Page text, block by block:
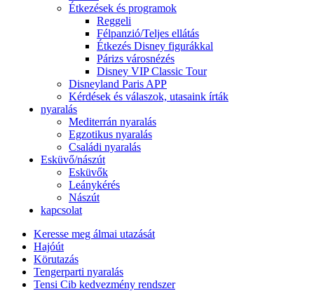
Étkezések és programok
Reggeli
Félpanzió/Teljes ellátás
Étkezés Disney figurákkal
Párizs városnézés
Disney VIP Classic Tour
Disneyland Paris APP
Kérdések és válaszok, utasaink írták
nyaralás
Mediterrán nyaralás
Egzotikus nyaralás
Családi nyaralás
Esküvő/nászút
Esküvők
Leánykérés
Nászút
kapcsolat
Keresse meg álmai utazását
Hajóút
Körutazás
Tengerparti nyaralás
Tensi Cib kedvezmény rendszer